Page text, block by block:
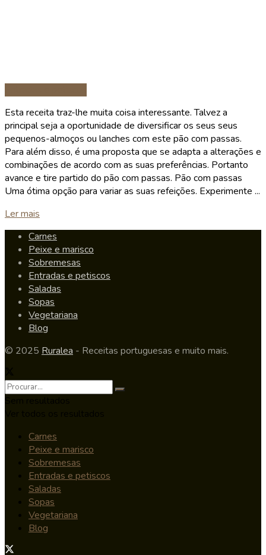
Esta receita traz-lhe muita coisa interessante. Talvez a
principal seja a oportunidade de diversificar os seus seus
pequenos-almoços ou lanches com este pão com passas.
Para além disso, é uma proposta que se adapta a alterações e
combinações de acordo com as suas preferências. Portanto
avance e tire partido do pão com passas. Pão com passas
Uma ótima opção para variar as suas refeições. Experimente ...
Ler mais
Carnes
Peixe e marisco
Sobremesas
Entradas e petiscos
Saladas
Sopas
Vegetariana
Blog
© 2025 Ruralea - Receitas portuguesas e muito mais.
Carnes
Peixe e marisco
Sobremesas
Entradas e petiscos
Saladas
Sopas
Vegetariana
Blog